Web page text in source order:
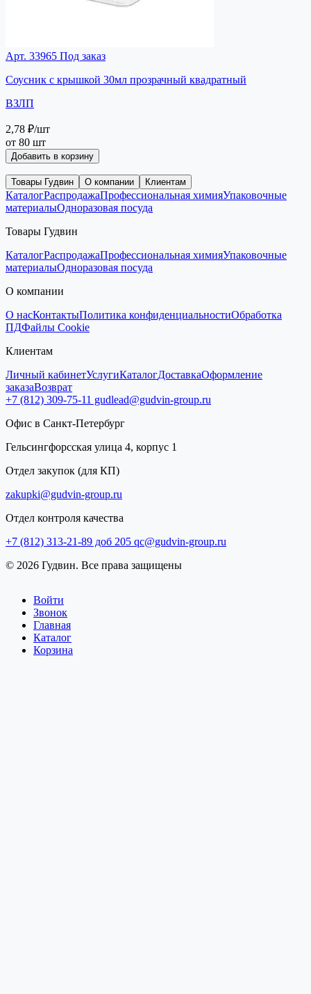
Арт. 33965 Под заказ
Соусник с крышкой 30мл прозрачный квадратный
ВЗЛП
2,78 ₽/шт
от 80 шт
Добавить в корзину
Товары Гудвин О компании Клиентам
КаталогРаспродажаПрофессиональная химияУпаковочные
материалыОдноразовая посуда
Товары Гудвин
КаталогРаспродажаПрофессиональная химияУпаковочные
материалыОдноразовая посуда
О компании
О насКонтактыПолитика конфиденциальностиОбработка
ПДФайлы Cookie
Клиентам
Личный кабинетУслугиКаталогДоставкаОформление
заказаВозврат
+7 (812) 309-75-11 gudlead@gudvin-group.ru
Офис в Санкт-Петербург
Гельсингфорсская улица 4, корпус 1
Отдел закупок (для КП)
zakupki@gudvin-group.ru
Отдел контроля качества
+7 (812) 313-21-89 доб 205 qc@gudvin-group.ru
© 2026 Гудвин. Все права защищены
Войти
Звонок
Главная
Каталог
Корзина